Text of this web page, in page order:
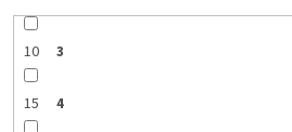
10 3
15 4